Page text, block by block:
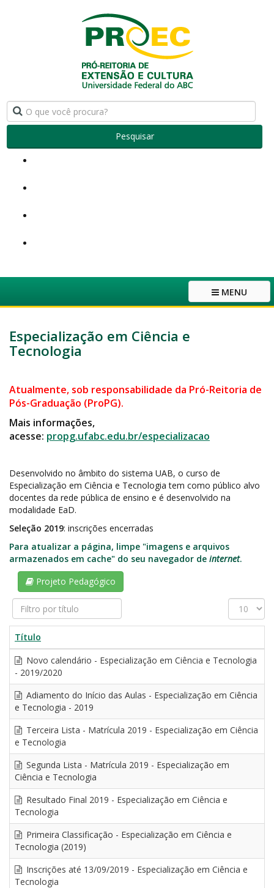
Pesquisar
MENU
Especialização em Ciência e
Tecnologia
Atualmente, sob responsabilidade da Pró-Reitoria de
Pós-Graduação (ProPG).
Mais informações,
acesse: propg.ufabc.edu.br/especializacao
Desenvolvido no âmbito do sistema UAB, o curso de
Especialização em Ciência e Tecnologia tem como público alvo
docentes da rede pública de ensino e é desenvolvido na
modalidade EaD.
Seleção 2019: inscrições encerradas
Para atualizar a página, limpe "imagens e arquivos
armazenados em cache" do seu navegador de internet.
Projeto Pedagógico
Filtro
por
título
Exibir
#
Título
Novo calendário - Especialização em Ciência e Tecnologia
- 2019/2020
Adiamento do Início das Aulas - Especialização em Ciência
e Tecnologia - 2019
Terceira Lista - Matrícula 2019 - Especialização em Ciência
e Tecnologia
Segunda Lista - Matrícula 2019 - Especialização em
Ciência e Tecnologia
Resultado Final 2019 - Especialização em Ciência e
Tecnologia
Primeira Classificação - Especialização em Ciência e
Tecnologia (2019)
Inscrições até 13/09/2019 - Especialização em Ciência e
Tecnologia